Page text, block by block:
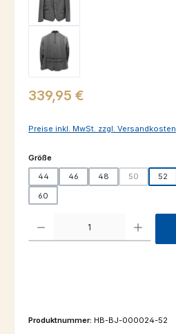
Regulärer Preis:
339,95 €
Preise inkl. MwSt. zzgl. Versandkosten
Größeauswählen
44 46 48 50 52
60
Produktnummer: HB-BJ-000024-52